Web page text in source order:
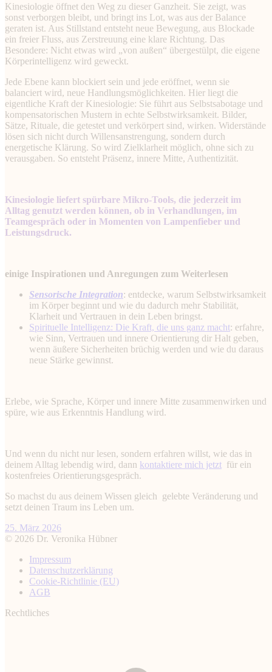
Kinesiologie öffnet den Weg zu dieser Ganzheit. Sie zeigt, was
sonst verborgen bleibt, und bringt ins Lot, was aus der Balance
geraten ist. Aus Stillstand entsteht neue Bewegung, aus Blockade
ein freier Fluss, aus Zerstreuung eine klare Richtung. Das
Besondere: Nicht etwas wird „von außen“ übergestülpt, die eigene
Körperintelligenz wird geweckt.
Jede Ebene kann blockiert sein und jede eröffnet, wenn sie
balanciert wird, neue Handlungsmöglichkeiten. Hier liegt die
eigentliche Kraft der Kinesiologie: Sie führt aus Selbstsabotage und
kompensatorischen Mustern in echte Selbstwirksamkeit. Bilder,
Sätze, Rituale, die getestet und verkörpert sind, wirken. Widerstände
lösen sich nicht durch Willensanstrengung, sondern durch
energetische Klärung. So wird Zielklarheit möglich, ohne sich zu
verausgaben. So entsteht Präsenz, innere Mitte, Authentizität.
Kinesiologie liefert spürbare Mikro-Tools, die jederzeit im
Alltag genutzt werden können, ob in Verhandlungen, im
Teamgespräch oder in Momenten von Lampenfieber und
Leistungsdruck.
einige Inspirationen und Anregungen zum Weiterlesen
Sensorische Integration: entdecke, warum Selbstwirksamkeit
im Körper beginnt und wie du dadurch mehr Stabilität,
Klarheit und Vertrauen in dein Leben bringst.
Spirituelle Intelligenz: Die Kraft, die uns ganz macht: erfahre,
wie Sinn, Vertrauen und innere Orientierung dir Halt geben,
wenn äußere Sicherheiten brüchig werden und wie du daraus
neue Stärke gewinnst.
Erlebe, wie Sprache, Körper und innere Mitte zusammenwirken und
spüre, wie aus Erkenntnis Handlung wird.
Und wenn du nicht nur lesen, sondern erfahren willst, wie das in
deinem Alltag lebendig wird, dann kontaktiere mich jetzt für ein
kostenfreies Orientierungsgespräch.
So machst du aus deinem Wissen gleich gelebte Veränderung und
setzt deinen Traum ins Leben um.
25. März 2026
© 2026 Dr. Veronika Hübner
Impressum
Datenschutz­erklärung
Cookie-Richtlinie (EU)
AGB
Rechtliches